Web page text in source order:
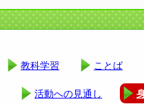
教科学習 ことば
活動への見通し